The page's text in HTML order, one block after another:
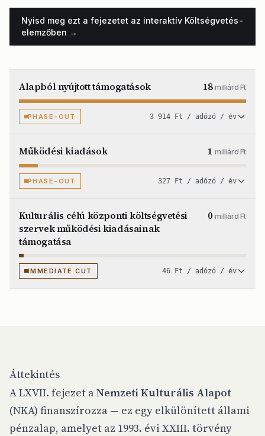
Nyisd meg ezt a fejezetet az interaktív Költségvetés-
elemzőben →
Alapból nyújtott támogatások 18milliárd Ft
PHASE-OUT 3 914 Ft / adózó / év
Működési kiadások 1milliárd Ft
PHASE-OUT 327 Ft / adózó / év
Kulturális célú központi költségvetési
szervek működési kiadásainak
támogatása
0milliárd Ft
IMMEDIATE CUT 46 Ft / adózó / év
Áttekintés
A LXVII. fejezet aNemzeti Kulturális Alapot
(NKA) finanszírozza — ez egy elkülönített állami
pénzalap, amelyet az 1993. évi XXIII. törvény